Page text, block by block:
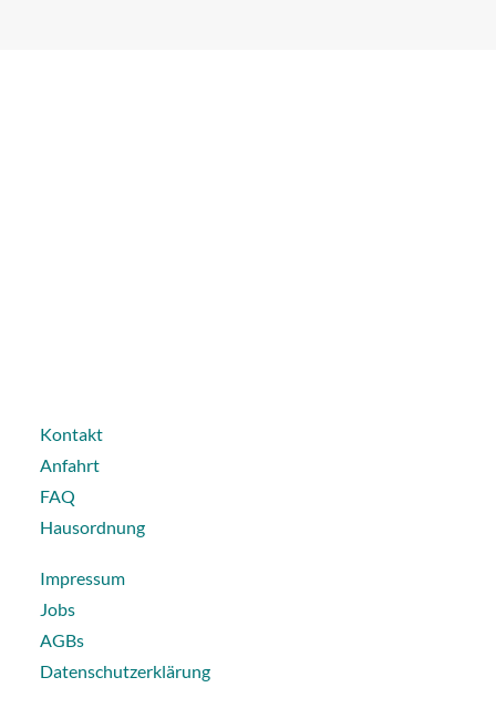
Kontakt
Anfahrt
FAQ
Hausordnung
Impressum
Jobs
AGBs
Datenschutzerklärung